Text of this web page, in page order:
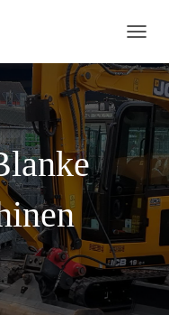
O
G
G
E
N
A
V
I
G
A
I
O